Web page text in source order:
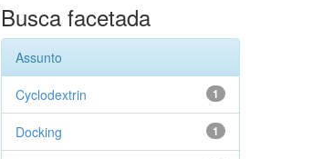
Busca facetada
Assunto
1
Cyclodextrin
1
Docking